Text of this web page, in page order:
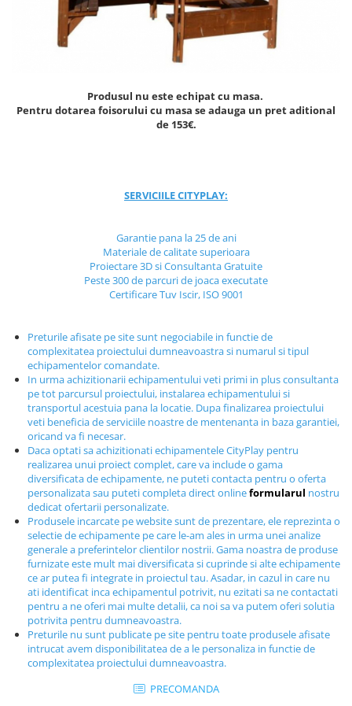
Jocuri cu nisip
Echipamente de catarat
Echipamente persoane cu
dizabilitati
Trasee Ninja
Echipamente fitness
Mese de jocuri
MOBILIER URBAN
Garduri/Imprejmuiri
Cosuri de gunoi
Panouri pentru informare/Marcaje
Foisoare si pergole
Rastel Biciclete
Banci
Produsul nu este echipat cu masa.
Pentru dotarea foisorului cu masa se adauga un pret aditional
de 153€.
SERVICIILE CITYPLAY:
Garantie pana la 25 de ani
Materiale de calitate superioara
Proiectare 3D si Consultanta Gratuite
Peste 300 de parcuri de joaca executate
Certificare Tuv Iscir, ISO 9001
Preturile afisate pe site sunt negociabile in functie de
complexitatea proiectului dumneavoastra si numarul si tipul
echipamentelor comandate.
In urma achizitionarii echipamentului veti primi in plus consultanta
pe tot parcursul proiectului, instalarea echipamentului si
transportul acestuia pana la locatie. Dupa finalizarea proiectului
veti beneficia de serviciile noastre de mentenanta in baza garantiei,
oricand va fi necesar.
Daca optati sa achizitionati echipamentele CityPlay pentru
realizarea unui proiect complet, care va include o gama
diversificata de echipamente, ne puteti contacta pentru o oferta
personalizata sau puteti completa direct onlineformularul nostru
dedicat ofertarii personalizate.
Produsele incarcate pe website sunt de prezentare, ele reprezinta o
selectie de echipamente pe care le-am ales in urma unei analize
generale a preferintelor clientilor nostrii. Gama noastra de produse
furnizate este mult mai diversificata si cuprinde si alte echipamente
ce ar putea fi integrate in proiectul tau. Asadar, in cazul in care nu
ati identificat inca echipamentul potrivit, nu ezitati sa ne contactati
pentru a ne oferi mai multe detalii, ca noi sa va putem oferi solutia
potrivita pentru dumneavoastra.
Preturile nu sunt publicate pe site pentru toate produsele afisate
intrucat avem disponibilitatea de a le personaliza in functie de
complexitatea proiectului dumneavoastra.
PRECOMANDA